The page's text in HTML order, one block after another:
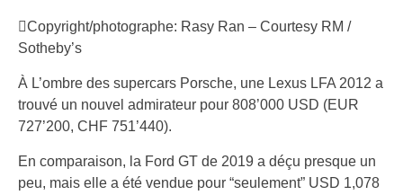
Copyright/photographe: Rasy Ran – Courtesy RM /
Sotheby’s
À L’ombre des supercars Porsche, une Lexus LFA 2012 a
trouvé un nouvel admirateur pour 808’000 USD (EUR
727’200, CHF 751’440).
En comparaison, la Ford GT de 2019 a déçu presque un
peu, mais elle a été vendue pour “seulement” USD 1,078